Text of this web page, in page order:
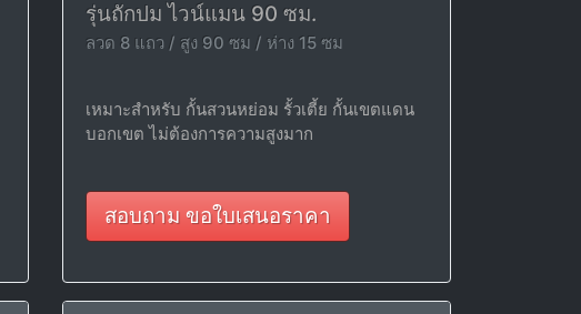
รุ่นถักปม ไวน์แมน 90 ซม.
ลวด 8 แถว / สูง 90 ซม / ห่าง 15 ซม
เหมาะสำหรับ กั้นสวนหย่อม รั้วเตี้ย กั้นเขตแดน
บอกเขต ไม่ต้องการความสูงมาก
สอบถาม ขอใบเสนอราคา